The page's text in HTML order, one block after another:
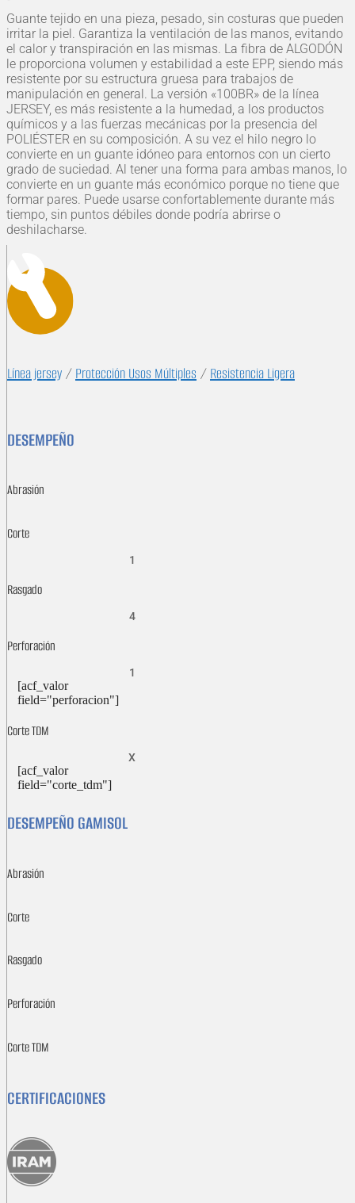
Guante tejido en una pieza, pesado, sin costuras que pueden
irritar la piel. Garantiza la ventilación de las manos, evitando
el calor y transpiración en las mismas. La fibra de ALGODÓN
le proporciona volumen y estabilidad a este EPP, siendo más
resistente por su estructura gruesa para trabajos de
manipulación en general. La versión «100BR» de la línea
JERSEY, es más resistente a la humedad, a los productos
químicos y a las fuerzas mecánicas por la presencia del
POLIÉSTER en su composición. A su vez el hilo negro lo
convierte en un guante idóneo para entornos con un cierto
grado de suciedad. Al tener una forma para ambas manos, lo
convierte en un guante más económico porque no tiene que
formar pares. Puede usarse confortablemente durante más
tiempo, sin puntos débiles donde podría abrirse o
deshilacharse.
Línea jersey / Protección Usos Múltiples / Resistencia Ligera
DESEMPEÑO
Abrasión
Corte
1
Rasgado
4
Perforación
1
[acf_valor
field="perforacion"]
Corte TDM
X
[acf_valor
field="corte_tdm"]
DESEMPEÑO GAMISOL
Abrasión
Corte
Rasgado
Perforación
Corte TDM
CERTIFICACIONES